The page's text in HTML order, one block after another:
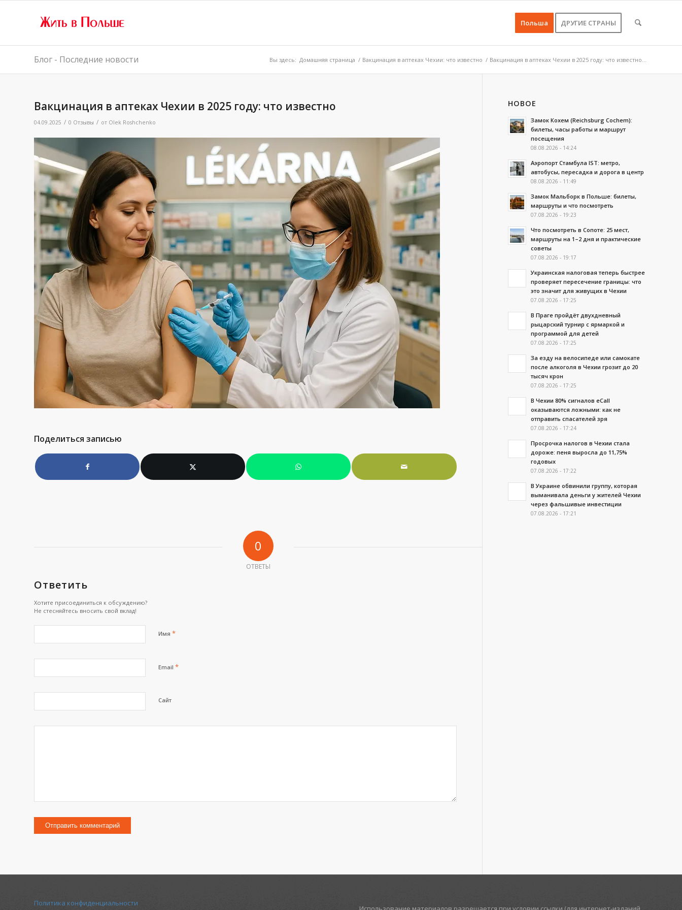
Польша ДРУГИЕ СТРАНЫ
Блог - Последние новости Вы здесь: Домашняя страница / Вакцинация в аптеках Чехии: что известно / Вакцинация в аптеках Чехии в 2025 году: что известно...
Вакцинация в аптеках Чехии в 2025 году: что известно
04.09.2025 / 0 Отзывы / от Olek Roshchenko
Поделиться записью
0
ОТВЕТЫ
Ответить
Хотите присоединиться к обсуждению?
Не стесняйтесь вносить свой вклад!
Имя *
Email *
Сайт
НОВОЕ
Замок Кохем (Reichsburg Cochem):
билеты, часы работы и маршрут
посещения
08.08.2026 - 14:24
Аэропорт Стамбула IST: метро,
автобусы, пересадка и дорога в центр
08.08.2026 - 11:49
Замок Мальборк в Польше: билеты,
маршруты и что посмотреть
07.08.2026 - 19:23
Что посмотреть в Сопоте: 25 мест,
маршруты на 1–2 дня и практические
советы
07.08.2026 - 19:17
Украинская налоговая теперь быстрее
проверяет пересечение границы: что
это значит для живущих в Чехии
07.08.2026 - 17:25
В Праге пройдёт двухдневный
рыцарский турнир с ярмаркой и
программой для детей
07.08.2026 - 17:25
За езду на велосипеде или самокате
после алкоголя в Чехии грозит до 20
тысяч крон
07.08.2026 - 17:25
В Чехии 80% сигналов eCall
оказываются ложными: как не
отправить спасателей зря
07.08.2026 - 17:24
Просрочка налогов в Чехии стала
дороже: пеня выросла до 11,75%
годовых
07.08.2026 - 17:22
В Украине обвинили группу, которая
выманивала деньги у жителей Чехии
через фальшивые инвестиции
07.08.2026 - 17:21
Политика конфиденциальности